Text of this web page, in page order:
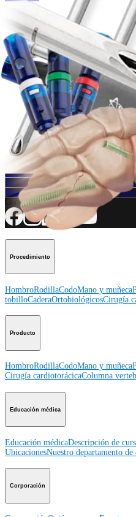
Pie y tobillo
Artrodesis subtalar (Pie
Procedimiento
¿Cómo podemos
Contacte a un representante
Ver eventos, laboratorios y
Regístrese para recibir: ¿Qué hay de
Conéctese con nosotros
Procedimiento
HombroRodillaCodoMano y muñeca
tobilloCaderaOrtobiológicosCirugía
Producto
HombroRodillaCodoMano y muñeca
Cirugía cardiotorácicaColumna
Educación médica
Educación médicaDescripción de
UbicacionesNuestro departamento de
Corporación